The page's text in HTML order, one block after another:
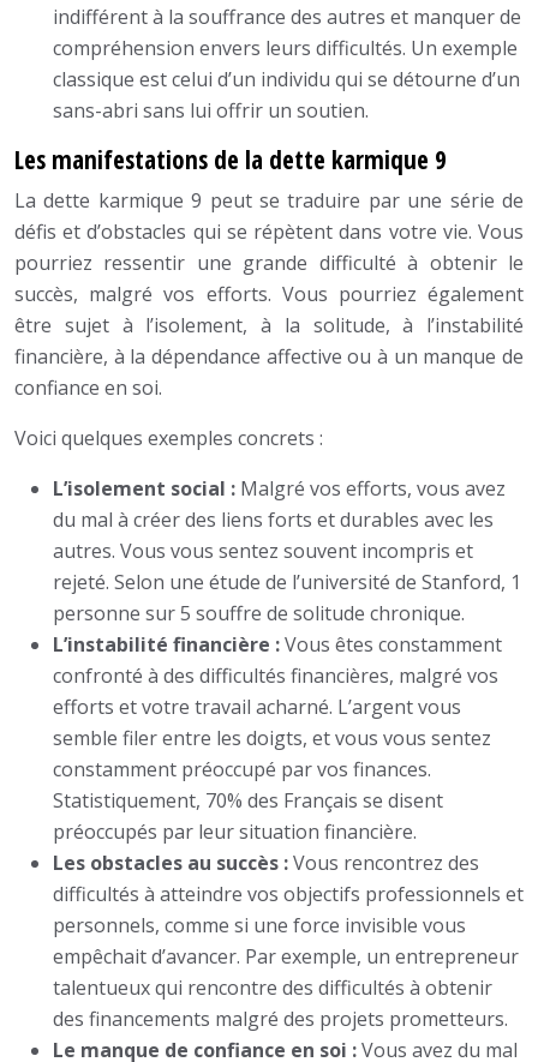
indifférent à la souffrance des autres et manquer de
compréhension envers leurs difficultés. Un exemple
classique est celui d’un individu qui se détourne d’un
sans-abri sans lui offrir un soutien.
Les manifestations de la dette karmique 9
La dette karmique 9 peut se traduire par une série de
défis et d’obstacles qui se répètent dans votre vie. Vous
pourriez ressentir une grande difficulté à obtenir le
succès, malgré vos efforts. Vous pourriez également
être sujet à l’isolement, à la solitude, à l’instabilité
financière, à la dépendance affective ou à un manque de
confiance en soi.
Voici quelques exemples concrets :
L’isolement social : Malgré vos efforts, vous avez
du mal à créer des liens forts et durables avec les
autres. Vous vous sentez souvent incompris et
rejeté. Selon une étude de l’université de Stanford, 1
personne sur 5 souffre de solitude chronique.
L’instabilité financière :Vous êtes constamment
confronté à des difficultés financières, malgré vos
efforts et votre travail acharné. L’argent vous
semble filer entre les doigts, et vous vous sentez
constamment préoccupé par vos finances.
Statistiquement, 70% des Français se disent
préoccupés par leur situation financière.
Les obstacles au succès :Vous rencontrez des
difficultés à atteindre vos objectifs professionnels et
personnels, comme si une force invisible vous
empêchait d’avancer. Par exemple, un entrepreneur
talentueux qui rencontre des difficultés à obtenir
des financements malgré des projets prometteurs.
Le manque de confiance en soi :Vous avez du mal